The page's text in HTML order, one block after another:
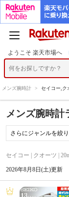
ようこそ 楽天市場へ
メンズ腕時計 > セイコー,ク
メンズ腕時計
セイコー | クオーツ |
2026年8月8日(土)更新